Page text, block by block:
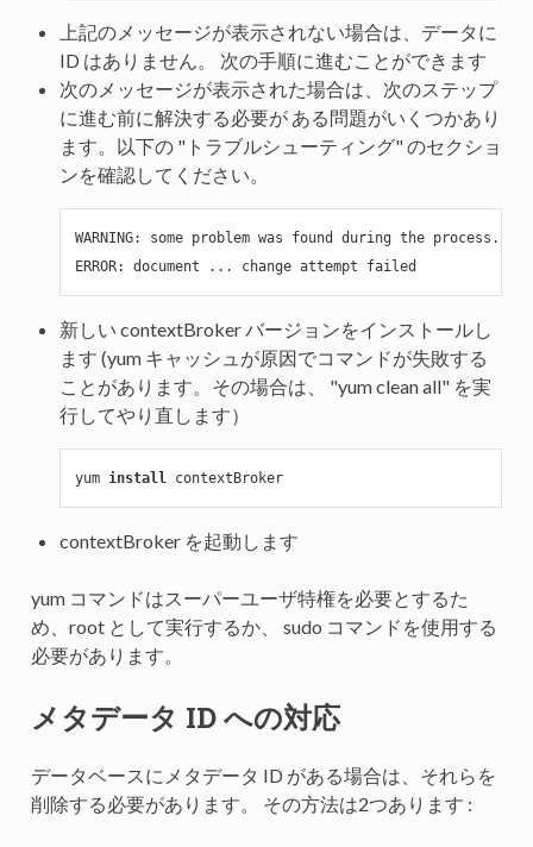
上記のメッセージが表示されない場合は、データに
ID はありません。 次の手順に進むことができます
次のメッセージが表示された場合は、次のステップ
に進む前に解決する必要が ある問題がいくつかあり
ます。以下の "トラブルシューティング" のセクショ
ンを確認してください。
WARNING: some problem was found during the process.
新しい contextBroker バージョンをインストールし
ます (yum キャッシュが原因でコマンドが失敗する
ことがあります。その場合は、 "yum clean all" を実
行してやり直します）
yum install contextBroker
contextBroker を起動します
yum コマンドはスーパーユーザ特権を必要とするた
め、root として実行するか、 sudo コマンドを使用する
必要があります。
メタデータ ID への対応
データベースにメタデータ ID がある場合は、それらを
削除する必要があります。 その方法は2つあります :